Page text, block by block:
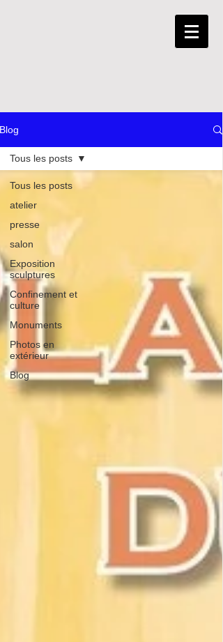
Blog
Tous les posts
atelier
presse
salon
Exposition
sculptures
Confinement et
culture
Monuments
Photos en
extérieur
Blog
Tous les posts